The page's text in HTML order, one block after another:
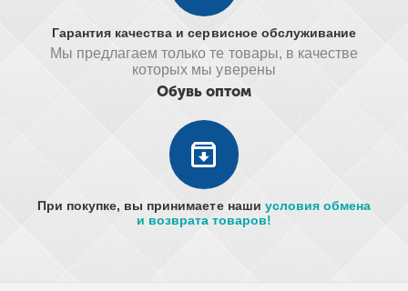
Гарантия качества и сервисное обслуживание
Мы предлагаем только те товары, в качестве
которых мы уверены
Обувь оптом
При покупке, вы принимаете наши условия обмена
и возврата товаров!